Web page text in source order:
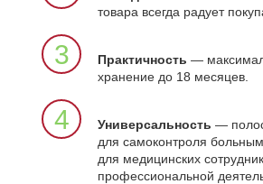
товара всегда радует
3 Практичность —
хранение до 18 месяцев.
4 Универсальность —
для самоконтроля
для медицинских
профессиональной